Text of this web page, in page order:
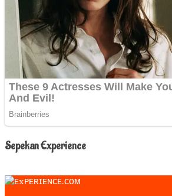
Sepekan Experience